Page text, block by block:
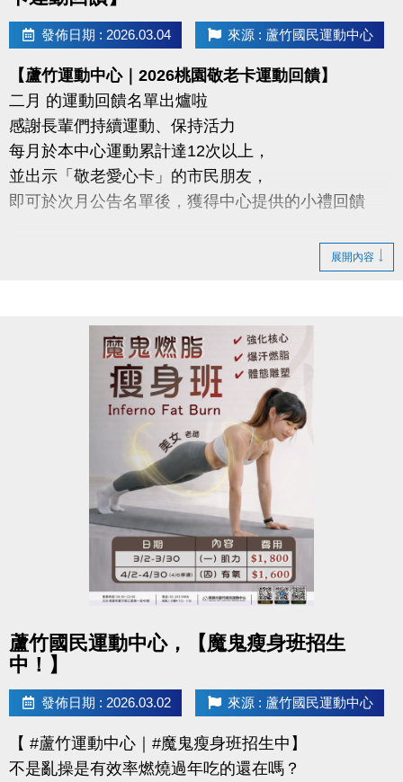
https://forms.gle/d1RupZDCRxCZK8Pq9
發佈日期 : 2026.03.04 來源 : 蘆竹國民運動中心
【蘆竹運動中心｜2026桃園敬老卡運動回饋】
二月 的運動回饋名單出爐啦
感謝長輩們持續運動、保持活力
每月於本中心運動累計達12次以上，
並出示「敬老愛心卡」的市民朋友，
即可於次月公告名單後，獲得中心提供的小禮回饋
請於115年3/5日後 攜帶敬老愛心卡至本中心領取
◆ 需本人親自前來領取
◆ 不可委託他人代領
持續運動不僅讓身體更健康，
還能感受滿滿的鼓勵與心意
-洽詢專線：03-2639066 #112
-官網 :
https://www.lzsports.com.tw/zh_TW/news/pageID/1/
-FB : 桃園市蘆竹國民運動中心
-IG : @luzhusports
展開內容
蘆竹國民運動中心，【魔鬼瘦身班招生
中！】
發佈日期 : 2026.03.02 來源 : 蘆竹國民運動中心
【 #蘆竹運動中心｜#魔鬼瘦身班招生中】
不是亂操是有效率燃燒過年吃的還在嗎？